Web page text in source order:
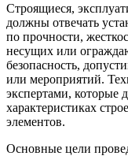
Строящиеся,
должны отвечать
по прочности,
несущих или
безопасность,
или мероприятий.
экспертами, которые
характеристиках
элементов.
Основные цели